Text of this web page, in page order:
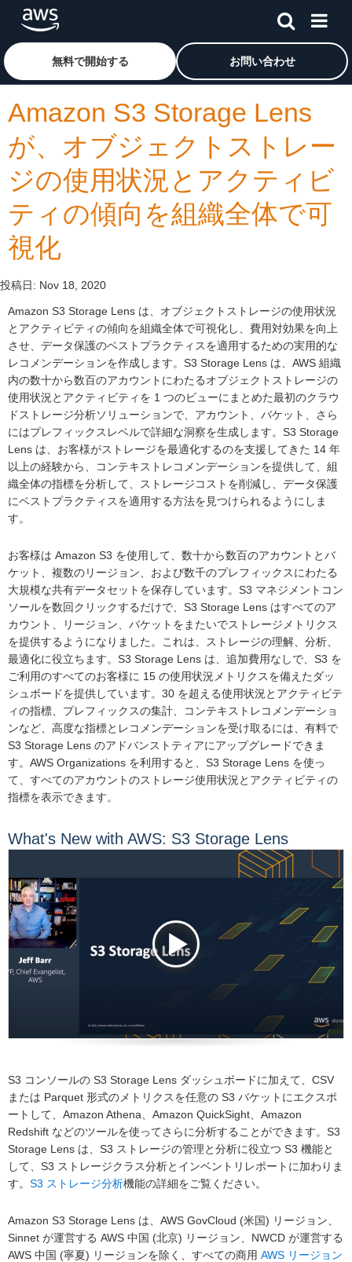
メインコンテンツに移動
アマゾン ウェブ サービスのホームページに戻るには、こ
無料で開始する お問い合わせ
Amazon S3 Storage Lens
が、オブジェクトストレー
ジの使用状況とアクティビ
ティの傾向を組織全体で可
視化
投稿日: Nov 18, 2020
Amazon S3 Storage Lens は、オブジェクトストレージの使用状況
とアクティビティの傾向を組織全体で可視化し、費用対効果を向上
させ、データ保護のベストプラクティスを適用するための実用的な
レコメンデーションを作成します。S3 Storage Lens は、AWS 組織
内の数十から数百のアカウントにわたるオブジェクトストレージの
使用状況とアクティビティを 1 つのビューにまとめた最初のクラウ
ドストレージ分析ソリューションで、アカウント、バケット、さら
にはプレフィックスレベルで詳細な洞察を生成します。S3 Storage
Lens は、お客様がストレージを最適化するのを支援してきた 14 年
以上の経験から、コンテキストレコメンデーションを提供して、組
織全体の指標を分析して、ストレージコストを削減し、データ保護
にベストプラクティスを適用する方法を見つけられるようにしま
す。
お客様は Amazon S3 を使用して、数十から数百のアカウントとバ
ケット、複数のリージョン、および数千のプレフィックスにわたる
大規模な共有データセットを保存しています。S3 マネジメントコン
ソールを数回クリックするだけで、S3 Storage Lens はすべてのア
カウント、リージョン、バケットをまたいでストレージメトリクス
を提供するようになりました。これは、ストレージの理解、分析、
最適化に役立ちます。S3 Storage Lens は、追加費用なしで、S3 を
ご利用のすべてのお客様に 15 の使用状況メトリクスを備えたダッ
シュボードを提供しています。30 を超える使用状況とアクティビテ
ィの指標、プレフィックスの集計、コンテキストレコメンデーショ
ンなど、高度な指標とレコメンデーションを受け取るには、有料で
S3 Storage Lens のアドバンストティアにアップグレードできま
す。AWS Organizations を利用すると、S3 Storage Lens を使っ
て、すべてのアカウントのストレージ使用状況とアクティビティの
指標を表示できます。
What's New with AWS: S3 Storage Lens
S3 コンソールの S3 Storage Lens ダッシュボードに加えて、CSV
または Parquet 形式のメトリクスを任意の S3 バケットにエクスポ
ートして、Amazon Athena、Amazon QuickSight、Amazon
Redshift などのツールを使ってさらに分析することができます。S3
Storage Lens は、S3 ストレージの管理と分析に役立つ S3 機能と
して、S3 ストレージクラス分析とインベントリレポートに加わりま
す。 S3 ストレージ分析機能の詳細をご覧ください。
Amazon S3 Storage Lens は、AWS GovCloud (米国) リージョン、
Sinnet が運営する AWS 中国 (北京) リージョン、NWCD が運営する
AWS 中国 (寧夏) リージョンを除く、すべての商用 AWS リージョン